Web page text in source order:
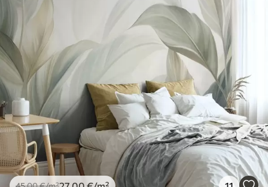
Premium
56 .67 €/m²
Premium vinil
66 40 .00 /m²
Peel and Stick
81.6749.00€/m²